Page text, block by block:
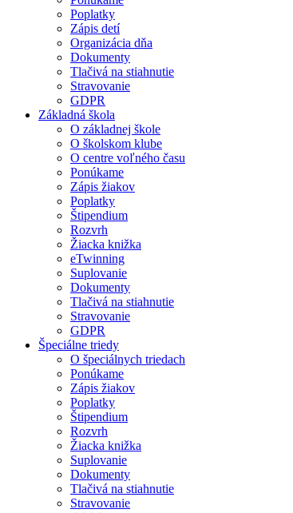
Poplatky
Zápis detí
Organizácia dňa
Dokumenty
Tlačivá na stiahnutie
Stravovanie
GDPR
Základná škola
O základnej škole
O školskom klube
O centre voľného času
Ponúkame
Zápis žiakov
Poplatky
Štipendium
Rozvrh
Žiacka knižka
eTwinning
Suplovanie
Dokumenty
Tlačivá na stiahnutie
Stravovanie
GDPR
Špeciálne triedy
O špeciálnych triedach
Ponúkame
Zápis žiakov
Poplatky
Štipendium
Rozvrh
Žiacka knižka
Suplovanie
Dokumenty
Tlačivá na stiahnutie
Stravovanie